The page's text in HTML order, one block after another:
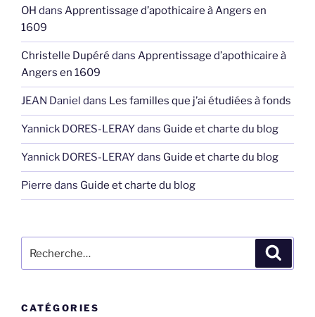
OH dans Apprentissage d’apothicaire à Angers en
1609
Christelle Dupéré dans Apprentissage d’apothicaire à
Angers en 1609
JEAN Daniel dans Les familles que j’ai étudiées à fonds
Yannick DORES-LERAYdans Guide et charte du blog
Yannick DORES-LERAYdans Guide et charte du blog
Pierre dans Guide et charte du blog
pour
CATÉGORIES